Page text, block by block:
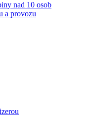
nad 10 osob
a provozu